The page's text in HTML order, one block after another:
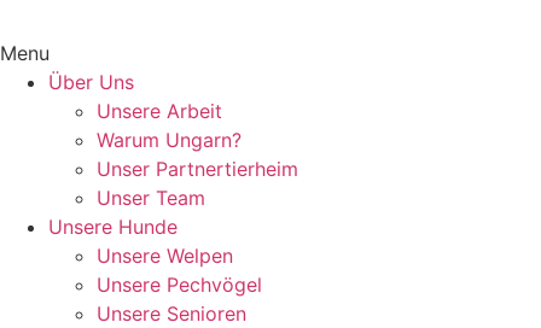
Menu
Über Uns
Unsere Arbeit
Warum Ungarn?
Unser Partnertierheim
Unser Team
Unsere Hunde
Unsere Welpen
Unsere Pechvögel
Unsere Senioren